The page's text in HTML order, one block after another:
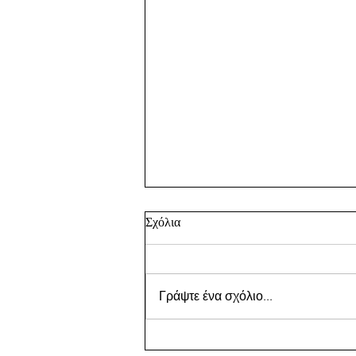
Σχόλια
Γράψτε ένα σχόλιο...